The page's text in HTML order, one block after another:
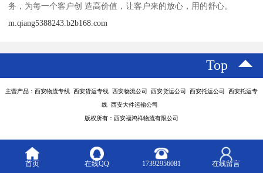
务，为每一个客户创 造高价值，让客户来的放心，用的舒心。
m.qiang5388243.b2b168.com
Top
主营产品：西安物流专线 西安货运专线 西安物流公司 西安货运公司 西安托运公司 西安托运专
线 西安大件运输公司
版权所有：西安福鸿祥物流有限公司
首页 在线QQ 17392956081 在线留言